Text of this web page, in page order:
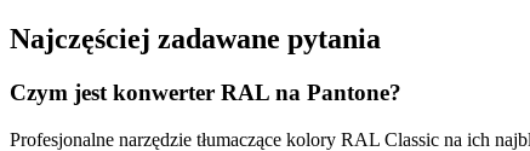
Najczęściej zadawane pytania
Czym jest konwerter RAL na Pantone?
Profesjonalne narzędzie tłumaczące kolory RAL Classic na ich